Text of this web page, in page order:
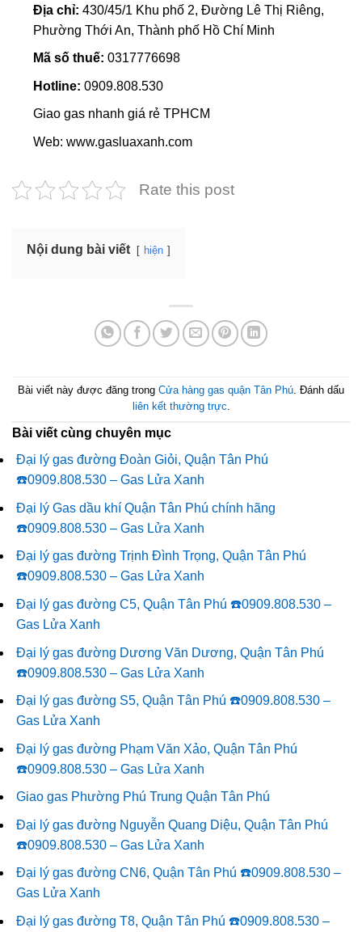
Địa chỉ: 430/45/1 Khu phố 2, Đường Lê Thị Riêng,
Phường Thới An, Thành phố Hồ Chí Minh
Mã số thuế: 0317776698
Hotline: 0909.808.530
Giao gas nhanh giá rẻ TPHCM
Web: www.gasluaxanh.com
Rate this post
Nội dung bài viết hiện
Bài viết này được đăng trong Cửa hàng gas quận Tân Phú. Đánh dấu
liên kết thường trực.
Bài viết cùng chuyên mục
Đại lý gas đường Đoàn Giỏi, Quận Tân Phú
☎️0909.808.530 – Gas Lửa Xanh
Đại lý Gas dầu khí Quận Tân Phú chính hãng
☎️0909.808.530 – Gas Lửa Xanh
Đại lý gas đường Trịnh Đình Trọng, Quận Tân Phú
☎️0909.808.530 – Gas Lửa Xanh
Đại lý gas đường C5, Quận Tân Phú ☎️0909.808.530 –
Gas Lửa Xanh
Đại lý gas đường Dương Văn Dương, Quận Tân Phú
☎️0909.808.530 – Gas Lửa Xanh
Đại lý gas đường S5, Quận Tân Phú ☎️0909.808.530 –
Gas Lửa Xanh
Đại lý gas đường Phạm Văn Xảo, Quận Tân Phú
☎️0909.808.530 – Gas Lửa Xanh
Giao gas Phường Phú Trung Quận Tân Phú
Đại lý gas đường Nguyễn Quang Diệu, Quận Tân Phú
☎️0909.808.530 – Gas Lửa Xanh
Đại lý gas đường CN6, Quận Tân Phú ☎️0909.808.530 –
Gas Lửa Xanh
Đại lý gas đường T8, Quận Tân Phú ☎️0909.808.530 –